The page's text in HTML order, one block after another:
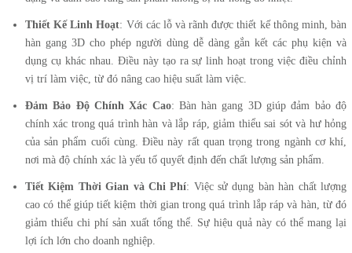
Thiết Kế Linh Hoạt: Với các lỗ và rãnh được thiết kế thông minh, bàn
hàn gang 3D cho phép người dùng dễ dàng gắn kết các phụ kiện và
dụng cụ khác nhau. Điều này tạo ra sự linh hoạt trong việc điều chỉnh
vị trí làm việc, từ đó nâng cao hiệu suất làm việc.
Đảm Bảo Độ Chính Xác Cao: Bàn hàn gang 3D giúp đảm bảo độ
chính xác trong quá trình hàn và lắp ráp, giảm thiểu sai sót và hư hỏng
của sản phẩm cuối cùng. Điều này rất quan trọng trong ngành cơ khí,
nơi mà độ chính xác là yếu tố quyết định đến chất lượng sản phẩm.
Tiết Kiệm Thời Gian và Chi Phí: Việc sử dụng bàn hàn chất lượng
cao có thể giúp tiết kiệm thời gian trong quá trình lắp ráp và hàn, từ đó
giảm thiểu chi phí sản xuất tổng thể. Sự hiệu quả này có thể mang lại
lợi ích lớn cho doanh nghiệp.